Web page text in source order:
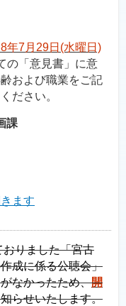
年7月29日(水曜日)
の「意見書」に意
および職業をご記
ださい。
課
りました「宮古
成に係る公聴会」
なかったため、開
らせいたします。